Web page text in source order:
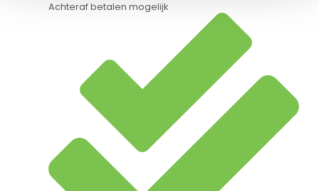
Achteraf betalen mogelijk